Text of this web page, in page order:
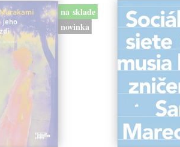
na sklade
novinka